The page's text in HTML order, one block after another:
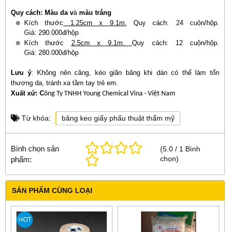
Quy cách: Màu da và màu trắng
Kích thước 1.25cm x 9.1m. Quy cách: 24 cuộn/hộp.
Giá: 290.000đ/hộp
Kích thước 2.5cm x 9.1m.Quy cách: 12 cuộn/hộp.
Giá: 280.000đ/hộp
Lưu ý:
Không nên căng, kéo giãn băng khi dán có thể làm tổn
thương da, tránh xa tầm tay trẻ em.
Xuất xứ: Công Ty TNHH Young Chemical Vina - Việt Nam
Từ khóa: băng keo giấy phẩu thuật thẩm mỹ
Bình chọn sản
phẩm:
(5.0 / 1 Bình
chọn)
SẢN PHẨM CÙNG LOẠI
HOT